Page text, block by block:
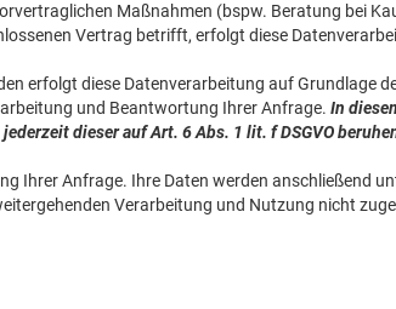
Maßnahmen (bspw. Beratung bei
Vertrag betrifft, erfolgt diese
erfolgt diese Datenverarbeitung auf Grundlage
und Beantwortung Ihrer Anfrage. In
dieser auf Art. 6 Abs. 1 lit. f DSGVO
Ihrer Anfrage. Ihre Daten werden anschließend
Verarbeitung und Nutzung nicht